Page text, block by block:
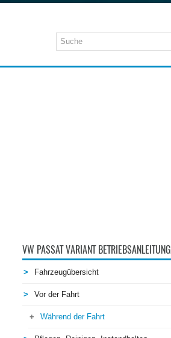
VW PASSAT VARIANT BETRIEBSANLEITUNG
Fahrzeugübersicht
Vor der Fahrt
Während der Fahrt